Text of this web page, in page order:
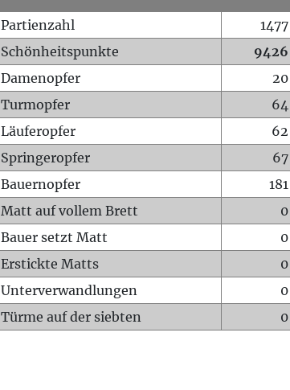
Partienzahl
1477
Schönheitspunkte
9426
Damenopfer
20
Turmopfer
64
Läuferopfer
62
Springeropfer
67
Bauernopfer
181
Matt auf vollem Brett
0
Bauer setzt Matt
0
Erstickte Matts
0
Unterverwandlungen
0
Türme auf der siebten
0